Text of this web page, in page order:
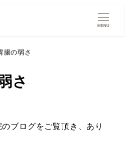
MENU
腸の弱さ
さ
ブログをご覧頂き、あり